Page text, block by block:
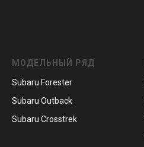
МОДЕЛЬНЫЙ РЯД
Subaru Forester
Subaru Outback
Subaru Crosstrek